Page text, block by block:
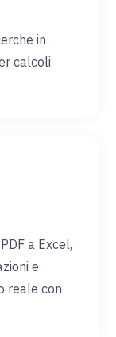
in
calcoli
a Excel,
e
reale con